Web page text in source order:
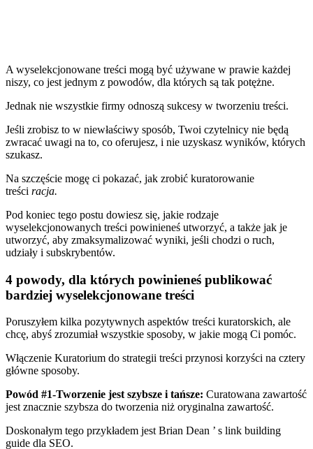
A wyselekcjonowane treści mogą być używane w prawie każdej
niszy, co jest jednym z powodów, dla których są tak potężne.
Jednak nie wszystkie firmy odnoszą sukcesy w tworzeniu treści.
Jeśli zrobisz to w niewłaściwy sposób, Twoi czytelnicy nie będą
zwracać uwagi na to, co oferujesz, i nie uzyskasz wyników, których
szukasz.
Na szczęście mogę ci pokazać, jak zrobić kuratorowanie
treści racja.
Pod koniec tego postu dowiesz się, jakie rodzaje
wyselekcjonowanych treści powinieneś utworzyć, a także jak je
utworzyć, aby zmaksymalizować wyniki, jeśli chodzi o ruch,
udziały i subskrybentów.
4 powody, dla których powinieneś publikować
bardziej wyselekcjonowane treści
Poruszyłem kilka pozytywnych aspektów treści kuratorskich, ale
chcę, abyś zrozumiał wszystkie sposoby, w jakie mogą Ci pomóc.
Włączenie Kuratorium do strategii treści przynosi korzyści na cztery
główne sposoby.
Powód #1-Tworzenie jest szybsze i tańsze: Curatowana zawartość
jest znacznie szybsza do tworzenia niż oryginalna zawartość.
Doskonałym tego przykładem jest Brian Dean ’ s link building
guide dla SEO.